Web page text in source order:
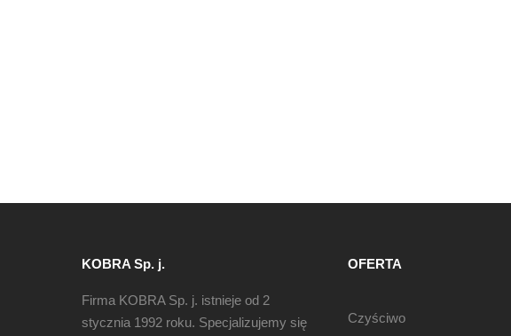
KOBRA Sp. j.
Firma KOBRA Sp. j. istnieje od 2
stycznia 1992 roku. Specjalizujemy się
OFERTA
Czyściwo